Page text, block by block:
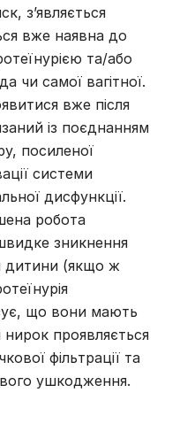
з’являється
вже наявна до
та/або
чи самої вагітної.
вже після
із поєднанням
посиленої
системи
дисфункції.
робота
зникнення
дитини (якщо ж
що вони мають
проявляється
фільтрації та
ушкодження.